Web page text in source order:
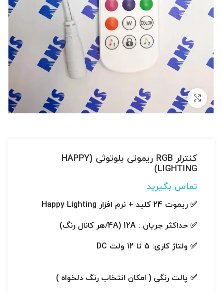
بزرگنمایی تصویر
کنترلر RGB ریموتی بلوتوثی (HAPPY
LIGHTING)
تماس بگیرید
✅ ریموت 24 کلید + نرم افزار Happy Lighting
✅ حداکثر جریان : 12A (4A/هر کانال رنگ)
✅ ولتاژ کاری: 5 تا 12 ولت DC
✅ پالت رنگی ( امکان انتخاب رنگ دلخواه )